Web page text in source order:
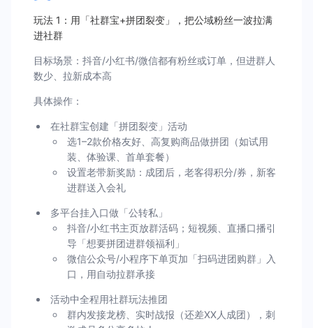
玩法 1：用「社群宝+拼团裂变」，把公域粉丝一波拉满
进社群
目标场景：抖音/小红书/微信都有粉丝或订单，但进群人
数少、拉新成本高
具体操作：
在社群宝创建「拼团裂变」活动
选1–2款价格友好、高复购商品做拼团（如试用
装、体验课、首单套餐）
设置老带新奖励：成团后，老客得积分/券，新客
进群送入会礼
多平台挂入口做「公转私」
抖音/小红书主页放群活码；短视频、直播口播引
导「想要拼团进群领福利」
微信公众号/小程序下单页加「扫码进团购群」入
口，用自动拉群承接
活动中全程用社群玩法推团
群内发接龙榜、实时战报（还差XX人成团），刺